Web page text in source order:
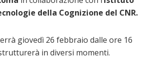
della Cognizione del CNR.
giovedì 26 febbraio dalle ore 16
in diversi momenti.